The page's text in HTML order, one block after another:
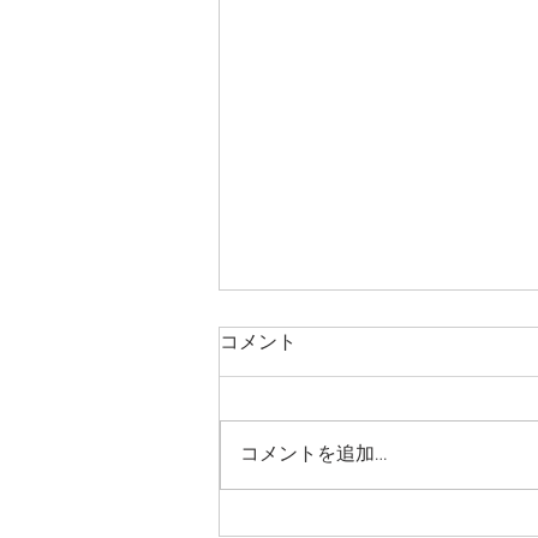
真行田の家 一年点検
コメント
コメントを追加…